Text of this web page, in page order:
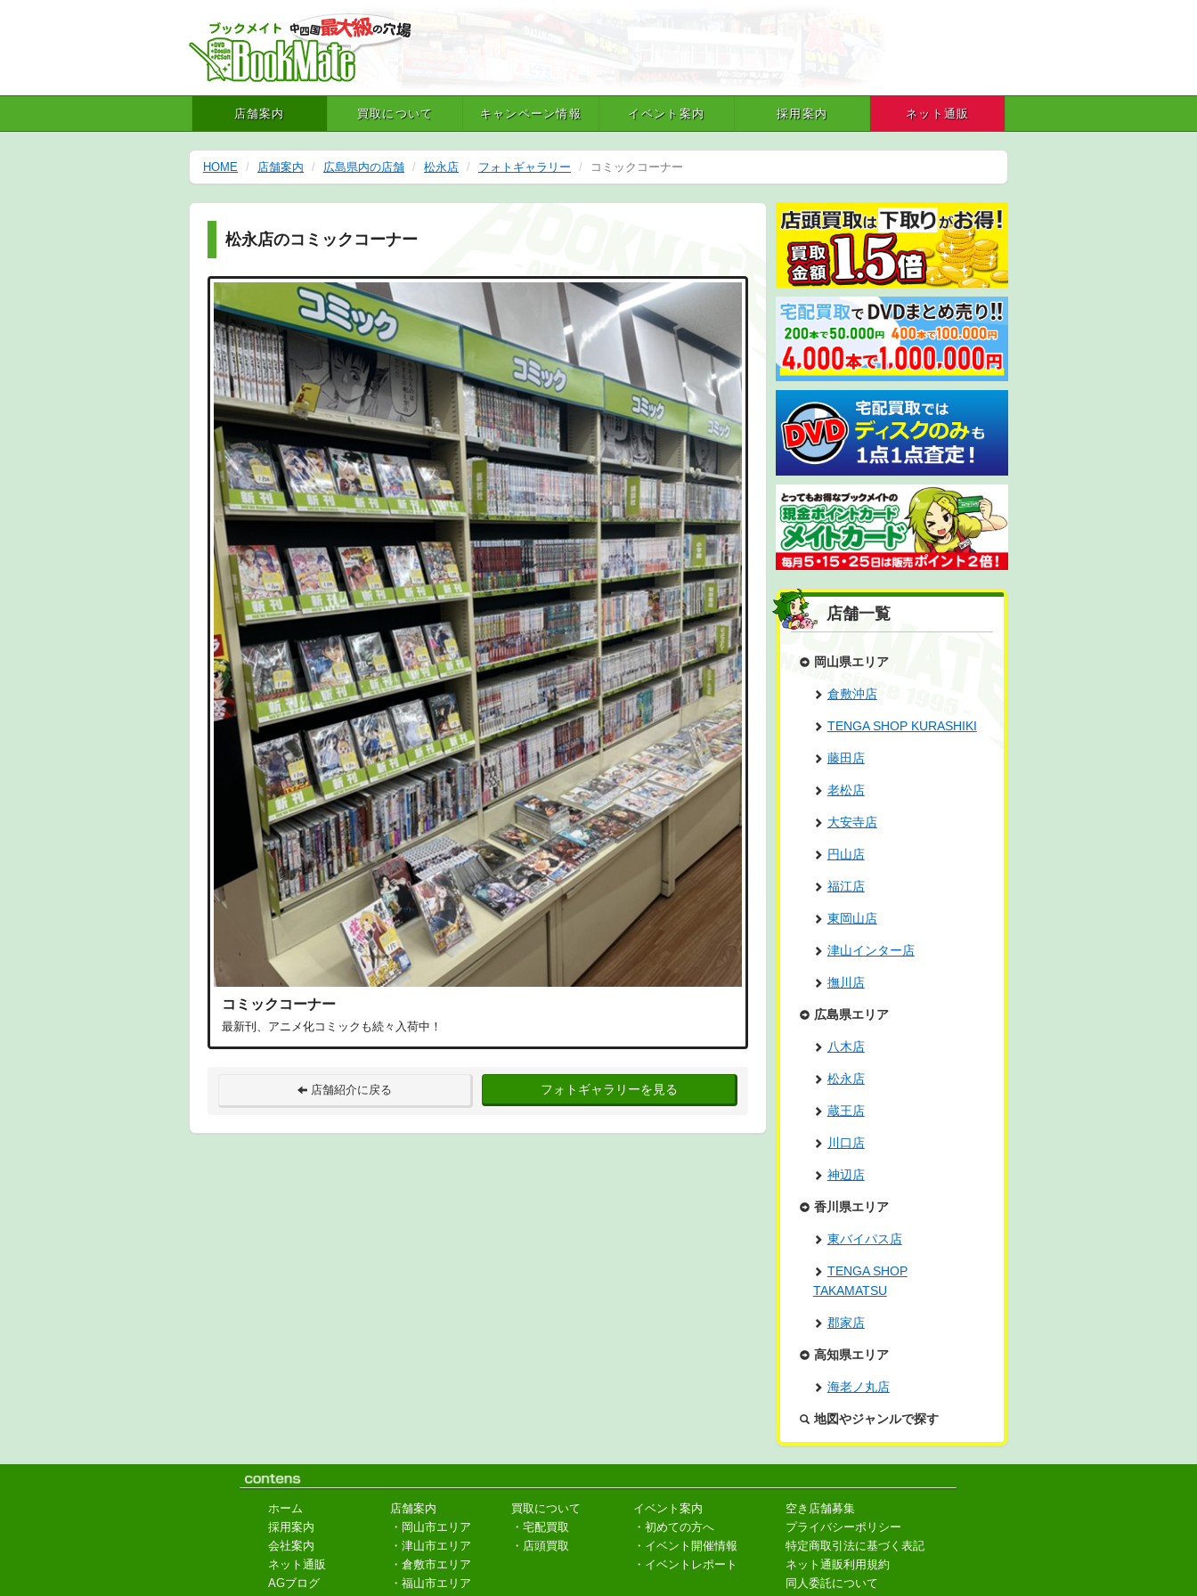
店舗案内 買取について キャンペーン情報 イベント案内 採用案内 ネット通販
HOME 店舗案内 広島県内の店舗 松永店 フォトギャラリー コミックコーナー
松永店のコミックコーナー
コミックコーナー
最新刊、アニメ化コミックも続々入荷中！
店舗紹介に戻る フォトギャラリーを見る
店舗一覧
岡山県エリア
倉敷沖店
TENGA SHOP KURASHIKI
藤田店
老松店
大安寺店
円山店
福江店
東岡山店
津山インター店
撫川店
広島県エリア
八木店
松永店
蔵王店
川口店
神辺店
香川県エリア
東バイパス店
TENGA SHOP
TAKAMATSU
郡家店
高知県エリア
海老ノ丸店
地図やジャンルで探す
ホーム
採用案内
会社案内
ネット通販
AGブログ
店舗案内
・岡山市エリア
・津山市エリア
・倉敷市エリア
・福山市エリア
買取について
・宅配買取
・店頭買取
イベント案内
・初めての方へ
・イベント開催情報
・イベントレポート
空き店舗募集
プライバシーポリシー
特定商取引法に基づく表記
ネット通販利用規約
同人委託について